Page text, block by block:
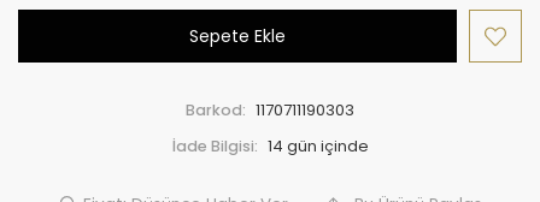
Sepete Ekle
Barkod: 1170711190303
İade Bilgisi: